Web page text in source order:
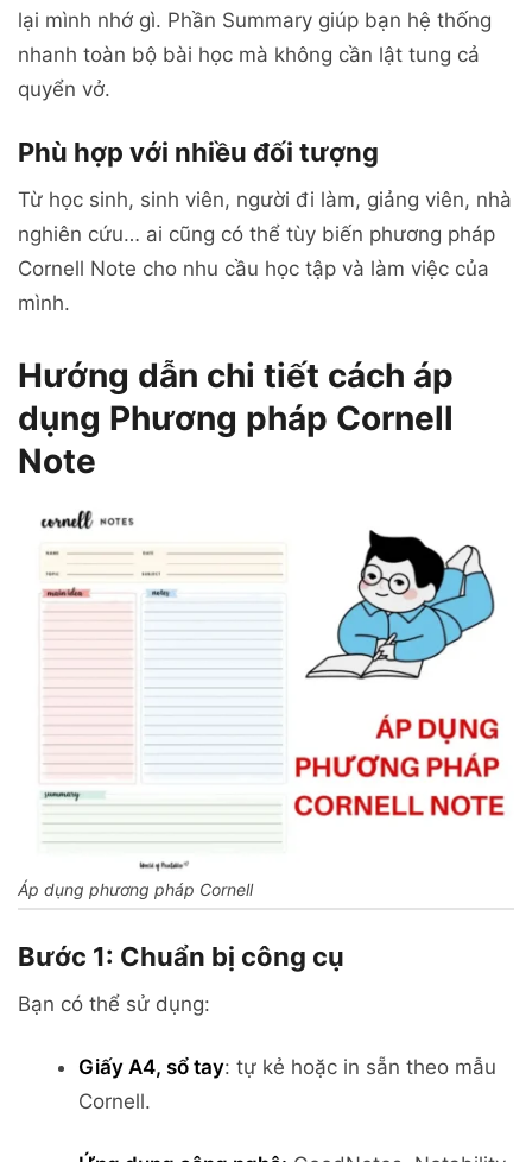
lại mình nhớ gì. Phần Summary giúp bạn hệ thống
nhanh toàn bộ bài học mà không cần lật tung cả
quyển vở.
Phù hợp với nhiều đối tượng
Từ học sinh, sinh viên, người đi làm, giảng viên, nhà
nghiên cứu… ai cũng có thể tùy biến phương pháp
Cornell Note cho nhu cầu học tập và làm việc của
mình.
Hướng dẫn chi tiết cách áp
dụng Phương pháp Cornell
Note
Áp dụng phương pháp Cornell
Bước 1: Chuẩn bị công cụ
Bạn có thể sử dụng:
Giấy A4, sổ tay: tự kẻ hoặc in sẵn theo mẫu
Cornell.